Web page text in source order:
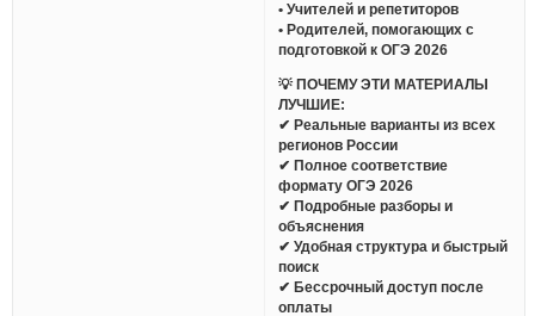
• Учителей и репетиторов
• Родителей, помогающих с
подготовкой к ОГЭ 2026
💡 ПОЧЕМУ ЭТИ МАТЕРИАЛЫ
ЛУЧШИЕ:
✔ Реальные варианты из всех
регионов России
✔ Полное соответствие
формату ОГЭ 2026
✔ Подробные разборы и
объяснения
✔ Удобная структура и быстрый
поиск
✔ Бессрочный доступ после
оплаты